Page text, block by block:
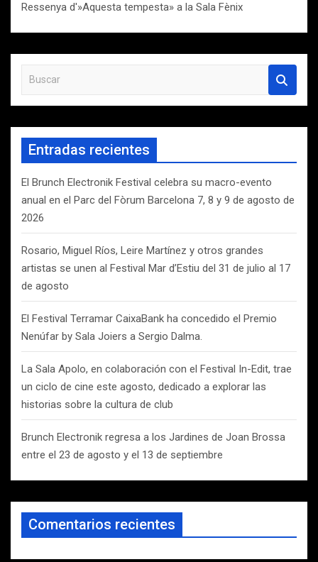
Ressenya d'»Aquesta tempesta» a la Sala Fènix
s
c
r
Entradas recientes
El Brunch Electronik Festival celebra su macro-evento
anual en el Parc del Fòrum Barcelona 7, 8 y 9 de agosto de
2026
Rosario, Miguel Ríos, Leire Martínez y otros grandes
artistas se unen al Festival Mar d’Estiu del 31 de julio al 17
de agosto
El Festival Terramar CaixaBank ha concedido el Premio
Nenúfar by Sala Joiers a Sergio Dalma.
La Sala Apolo, en colaboración con el Festival In-Edit, trae
un ciclo de cine este agosto, dedicado a explorar las
historias sobre la cultura de club
Brunch Electronik regresa a los Jardines de Joan Brossa
entre el 23 de agosto y el 13 de septiembre
Comentarios recientes